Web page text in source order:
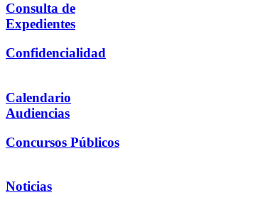
Consulta de
Expedientes
Confidencialidad
Calendario
Audiencias
Concursos Públicos
Noticias